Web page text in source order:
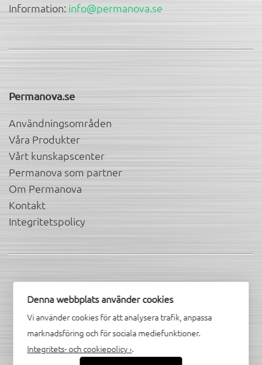
Information: info@permanova.se
Permanova.se
Användningsområden
Våra Produkter
Vårt kunskapscenter
Permanova som partner
Om Permanova
Kontakt
Integritetspolicy
Hitta oss i sociala kanaler
Denna webbplats använder cookies
Vi använder cookies för att analysera trafik, anpassa
marknadsföring och för sociala mediefunktioner.
Integritets- och cookiepolicy ›.